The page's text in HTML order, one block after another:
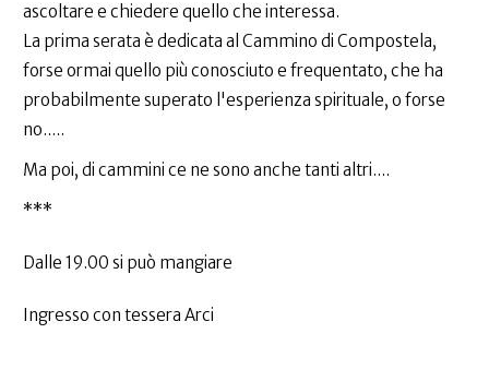
ascoltare e chiedere quello che interessa.
La prima serata è dedicata al Cammino di Compostela,
forse ormai quello più conosciuto e frequentato, che ha
probabilmente superato l'esperienza spirituale, o forse
no.....
Ma poi, di cammini ce ne sono anche tanti altri....
***
Dalle 19.00 si può mangiare
Ingresso con tessera Arci